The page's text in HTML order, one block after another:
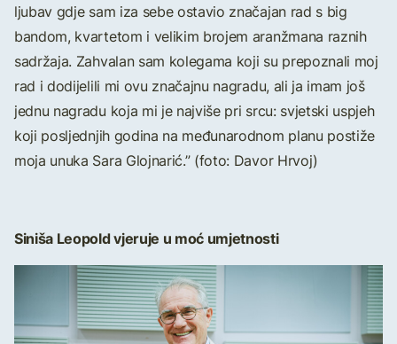
ljubav gdje sam iza sebe ostavio značajan rad s big
bandom, kvartetom i velikim brojem aranžmana raznih
sadržaja. Zahvalan sam kolegama koji su prepoznali moj
rad i dodijelili mi ovu značajnu nagradu, ali ja imam još
jednu nagradu koja mi je najviše pri srcu: svjetski uspjeh
koji posljednjih godina na međunarodnom planu postiže
moja unuka Sara Glojnarić.” (foto: Davor Hrvoj)
Siniša Leopold vjeruje u moć umjetnosti